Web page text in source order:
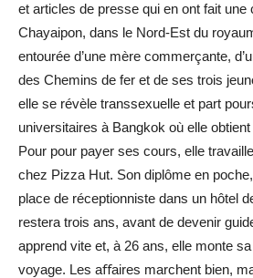
et articles de presse qui en ont fait une
Chayaipon, dans le Nord-Est du
entourée d’une mère commerçante,
des Chemins de fer et de ses trois
elle se révèle transsexuelle et part
universitaires à Bangkok où elle obtient
Pour pour payer ses cours, elle
chez Pizza Hut. Son diplôme en
place de réceptionniste dans un hôtel
restera trois ans, avant de devenir
apprend vite et, à 26 ans, elle monte
voyage. Les aﬀaires marchent bien,